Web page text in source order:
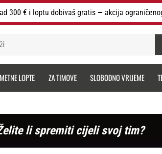
300 € i loptu dobivaš gratis — akcija
LOPTE ZA TIMOVE SLOBODNO VRIJEME
li spremiti cijeli svoj tim?